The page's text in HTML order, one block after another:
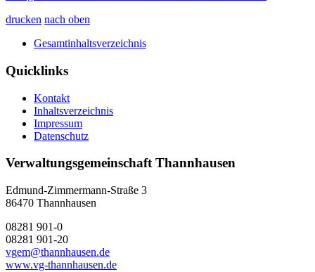
drucken nach oben
Gesamtinhaltsverzeichnis
Quicklinks
Kontakt
Inhaltsverzeichnis
Impressum
Datenschutz
Verwaltungsgemeinschaft Thannhausen
Edmund-Zimmermann-Straße 3
86470 Thannhausen
08281 901-0
08281 901-20
vgem@thannhausen.de
www.vg-thannhausen.de